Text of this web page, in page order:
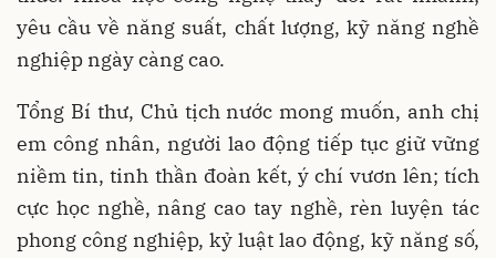
yêu cầu về năng suất, chất lượng, kỹ năng nghề
nghiệp ngày càng cao.
Tổng Bí thư, Chủ tịch nước mong muốn, anh chị
em công nhân, người lao động tiếp tục giữ vững
niềm tin, tinh thần đoàn kết, ý chí vươn lên; tích
cực học nghề, nâng cao tay nghề, rèn luyện tác
phong công nghiệp, kỷ luật lao động, kỹ năng số,